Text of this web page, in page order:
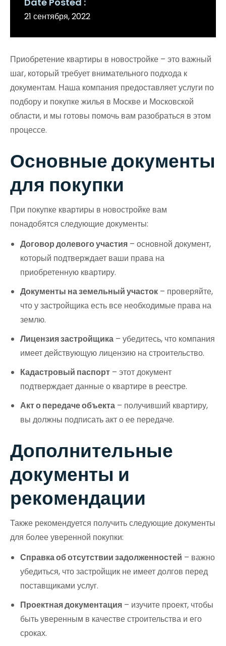
21 сентября, 2022
Приобретение квартиры в новостройке – это важный
шаг, который требует внимательного подхода к
документам. Наша компания предоставляет услуги по
подбору и покупке жилья в Москве и Московской
области, и мы готовы помочь вам разобраться в этом
процессе.
Основные документы
для покупки
При покупке квартиры в новостройке вам
понадобятся следующие документы:
Договор долевого участия – основной документ,
который подтверждает ваши права на
приобретенную квартиру.
Документы на земельный участок – проверяйте,
что у застройщика есть все необходимые права на
землю.
Лицензия застройщика – убедитесь, что компания
имеет действующую лицензию на строительство.
Кадастровый паспорт – этот документ
подтверждает данные о квартире в реестре.
Акт о передаче объекта – получивший квартиру,
вы должны подписать акт о ее передаче.
Дополнительные
документы и
рекомендации
Также рекомендуется получить следующие документы
для более уверенной покупки:
Справка об отсутствии задолженностей – важно
убедиться, что застройщик не имеет долгов перед
поставщиками услуг.
Проектная документация – изучите проект, чтобы
быть уверенным в качестве строительства и его
сроках.